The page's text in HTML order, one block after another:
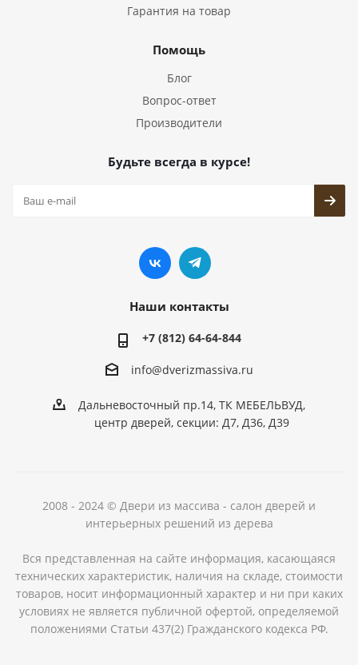
Гарантия на товар
Помощь
Блог
Вопрос-ответ
Производители
Будьте всегда в курсе!
Наши контакты
+7 (812) 64-64-844
info@dverizmassiva.ru
Дальневосточный пр.14, ТК МЕБЕЛЬВУД,
центр дверей, секции: Д7, Д36, Д39
2008 - 2024 © Двери из массива - салон дверей и
интерьерных решений из дерева
Вся представленная на сайте информация, касающаяся
технических характеристик, наличия на складе, стоимости
товаров, носит информационный характер и ни при каких
условиях не является публичной офертой, определяемой
положениями Статьи 437(2) Гражданского кодекса РФ.